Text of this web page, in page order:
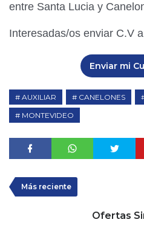
entre Santa Lucia y
Interesadas/os enviar C.V
Enviar mi
AUXILIAR CANELONES
MONTEVIDEO
Más reciente
Ofertas